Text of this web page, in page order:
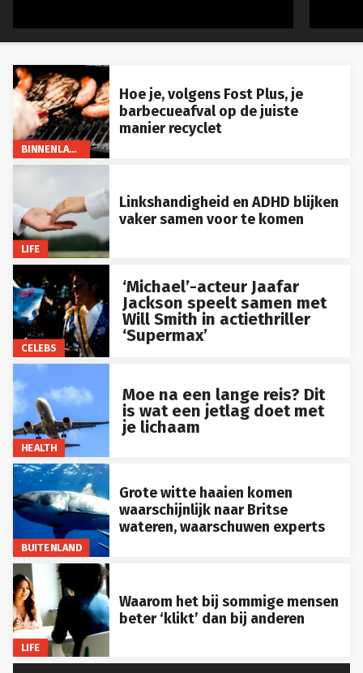
BINNENLAND
Hoe je, volgens Fost Plus, je
barbecueafval op de juiste
manier recyclet
LIFE
Linkshandigheid en ADHD blijken
vaker samen voor te komen
CELEBS
‘Michael’-acteur Jaafar
Jackson speelt samen met
Will Smith in actiethriller
‘Supermax’
HEALTH
Moe na een lange reis? Dit
is wat een jetlag doet met
je lichaam
BUITENLAND
Grote witte haaien komen
waarschijnlijk naar Britse
wateren, waarschuwen experts
LIFE
Waarom het bij sommige mensen
beter ‘klikt’ dan bij anderen